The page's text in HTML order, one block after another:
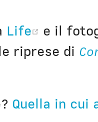
Life (opens
e il
new
riprese di
Quella in cui